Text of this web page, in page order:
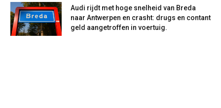
Audi rijdt met hoge snelheid van Breda
naar Antwerpen en crasht: drugs en contant
geld aangetroffen in voertuig.